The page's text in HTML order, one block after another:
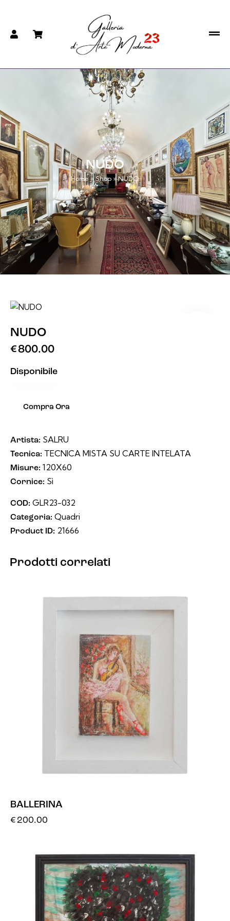
NUDO
Home»Shop »NUDO
NUDO
€800.00
Disponibile
Compra Ora
Artista: SALRU
Tecnica: TECNICA MISTA SU CARTE INTELATA
Misure: 120X60
Cornice: Sì
COD: GLR23-032
Categoria: Quadri
Product ID: 21666
Prodotti correlati
BALLERINA
€ 200.00